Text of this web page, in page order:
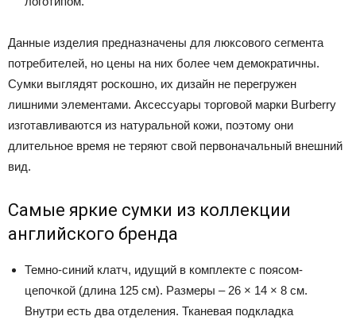
Данные изделия предназначены для люксового сегмента
потребителей, но цены на них более чем демократичны.
Сумки выглядят роскошно, их дизайн не перегружен
лишними элементами. Аксессуары торговой марки Burberry
изготавливаются из натуральной кожи, поэтому они
длительное время не теряют свой первоначальный внешний
вид.
Самые яркие сумки из коллекции
английского бренда
Темно-синий клатч, идущий в комплекте с поясом-
цепочкой (длина 125 см). Размеры – 26 × 14 × 8 см.
Внутри есть два отделения. Тканевая подкладка